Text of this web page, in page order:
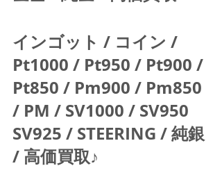
インゴット / コイン /
Pt1000 / Pt950 / Pt900 /
Pt850 / Pm900 / Pm850
/ PM / SV1000 / SV950
SV925 / STEERING / 純銀
/ 高価買取♪